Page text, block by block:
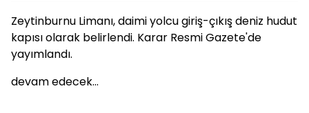
Zeytinburnu Limanı, daimi yolcu giriş-çıkış deniz hudut
kapısı olarak belirlendi. Karar Resmi Gazete'de
yayımlandı.
devam edecek...